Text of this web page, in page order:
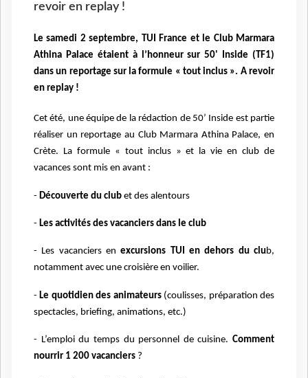
revoir en replay !
Le samedi 2 septembre, TUI France et le Club Marmara
Athina Palace étaient à l’honneur sur 50' Inside (TF1)
dans un reportage sur la formule « tout inclus ». A revoir
en replay !
Cet été, une équipe de la rédaction de 50’ Inside est partie
réaliser un reportage au Club Marmara Athina Palace, en
Crète. La formule « tout inclus » et la vie en club de
vacances sont mis en avant :
- Découverte du club et des alentours
- Les activités des vacanciers dans le club
- Les vacanciers enexcursions TUI en dehors du club,
notamment avec une croisière en voilier.
- Le quotidien des animateurs (coulisses, préparation des
spectacles, briefing, animations, etc.)
- L’emploi du temps du personnel de cuisine. Comment
nourrir 1 200 vacanciers ?